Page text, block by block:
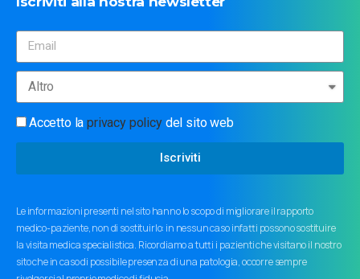
Accetto laprivacy policydel sito web
Iscriviti
Le informazioni presenti nel sito hanno lo scopo di migliorare il rapporto
medico-paziente, non di sostituirlo: in nessun caso infatti possono sostituire
la visita medica specialistica. Ricordiamo a tutti i pazienti che visitano il nostro
sito che in caso di possibile presenza di una patologia, occorre sempre